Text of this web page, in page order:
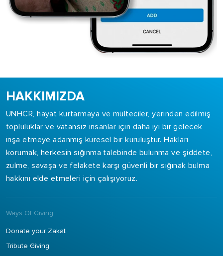
HAKKIMIZDA
UNHCR, hayat kurtarmaya ve mülteciler, yerinden edilmiş
topluluklar ve vatansız insanlar için daha iyi bir gelecek
inşa etmeye adanmış küresel bir kuruluştur. Hakları
korumak, herkesin sığınma talebinde bulunma ve şiddete,
zulme, savaşa ve felakete karşı güvenli bir sığınak bulma
hakkını elde etmeleri için çalışıyoruz.
Ways Of Giving
Donate your Zakat
Tribute Giving